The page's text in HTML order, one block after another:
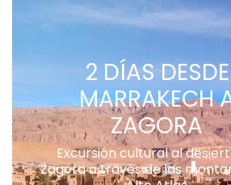
2 DÍAS DESDE
MARRAKECH
ZAGORA
Excursión cultural al
Zagora a través de las